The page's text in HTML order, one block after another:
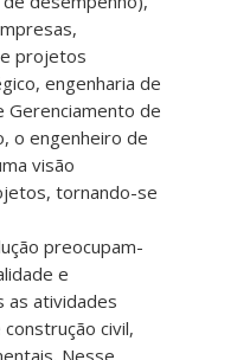
projetos
engenharia de
Gerenciamento de
o engenheiro de
visão
tornando-se
preocupam-
e
as atividades
civil,
Nesse